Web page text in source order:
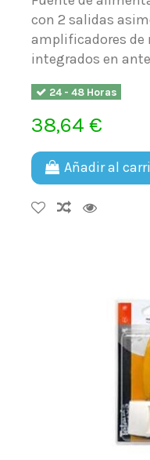
con 2 salidas
amplificadores de
integrados en
24 - 48 Horas
38,64 €
Añadir al